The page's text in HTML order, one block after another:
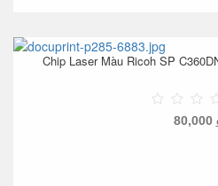
Chip Laser Màu Ricoh SP
80,000